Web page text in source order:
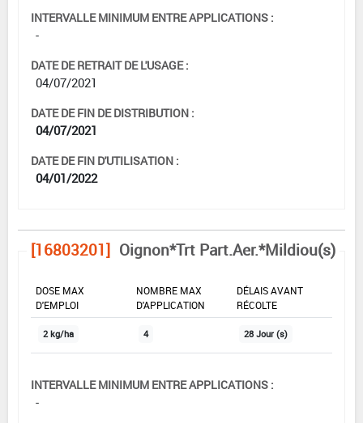
INTERVALLE MINIMUM ENTRE APPLICATIONS :
-
DATE DE RETRAIT DE L'USAGE :
04/07/2021
DATE DE FIN DE DISTRIBUTION :
04/07/2021
DATE DE FIN D'UTILISATION :
04/01/2022
[16803201] Oignon*Trt Part.Aer.*Mildiou(s)
DOSE MAX
D'EMPLOI
NOMBRE MAX
D'APPLICATION
DÉLAIS AVANT
RÉCOLTE
2 kg/ha 4 28 Jour (s)
INTERVALLE MINIMUM ENTRE APPLICATIONS :
-